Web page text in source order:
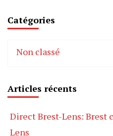
Catégories
Non classé
Articles récents
Direct Brest-Lens: Brest
Lens